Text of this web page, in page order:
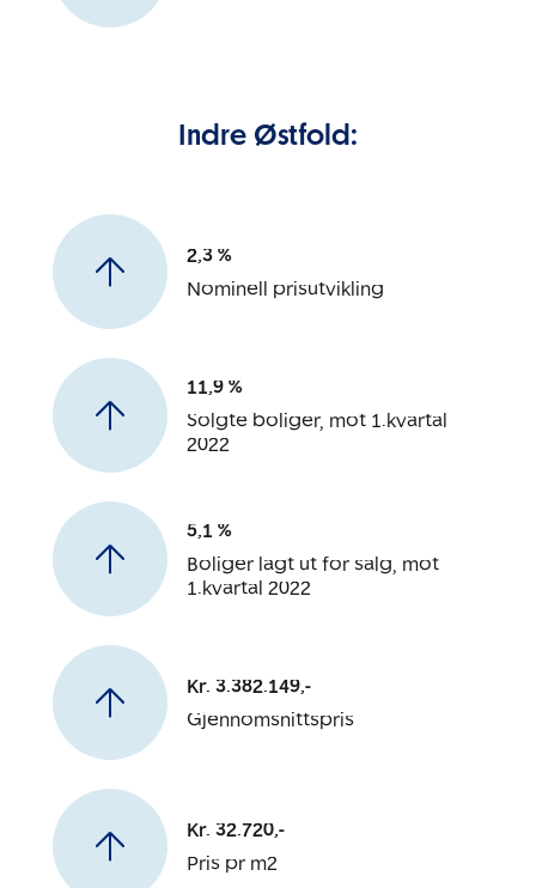
Indre Østfold:
2,3 %
Nominell prisutvikling
11,9 %
Solgte boliger, mot 1.kvartal
2022
5,1 %
Boliger lagt ut for salg, mot
1.kvartal 2022
Kr. 3.382.149,-
Gjennomsnittspris
Kr. 32.720,-
Pris pr m2